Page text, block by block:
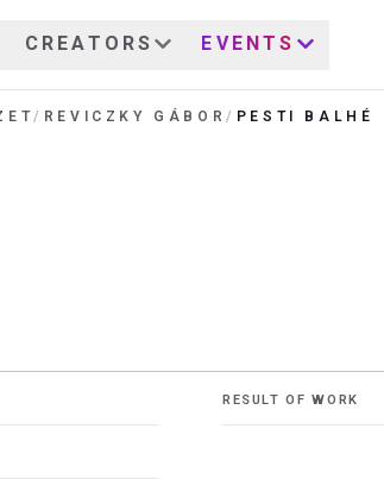
CREATORS EVENTS
/ REVICZKY GÁBOR/ PESTI BALHÉ
RESULT OF WORK